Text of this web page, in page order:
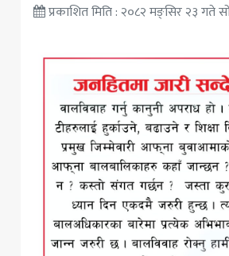
प्रकाशित मिति : २०८२ मङ्सिर २३ गते